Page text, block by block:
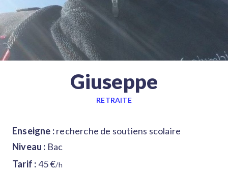
Giuseppe
RETRAITE
Enseigne :recherche de soutiens scolaire
Niveau : Bac
Tarif :45 €/h